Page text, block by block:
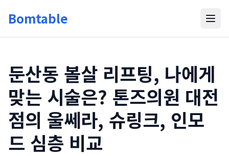
Bomtable
둔산동 볼살 리프팅, 나에게
맞는 시술은? 톤즈의원 대전
점의 울쎄라, 슈링크, 인모
드 심층 비교